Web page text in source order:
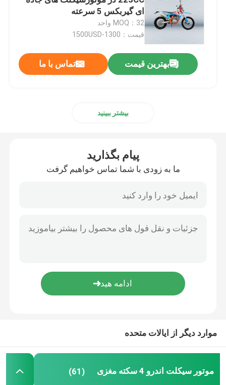
دوچرخه های خاکی اندورو
موتور کراس چهار زمانه
ای گیربکس 5 سرعته
MOQ：32 واحد
قیمت：1300-1500USD
بهترین قیمت تماس با ما
بیشتر ببینید
پیام بگذارید
ما به زودی با شما تماس خواهیم گرفت
موارد دیگر از ایالات متحده
موتور سیکلت اندرو 4 سکته مغزی (61)